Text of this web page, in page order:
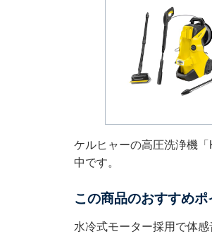
ケルヒャーの高圧洗浄機
中です。
この商品のおすすめポ
水冷式モーター採用で体